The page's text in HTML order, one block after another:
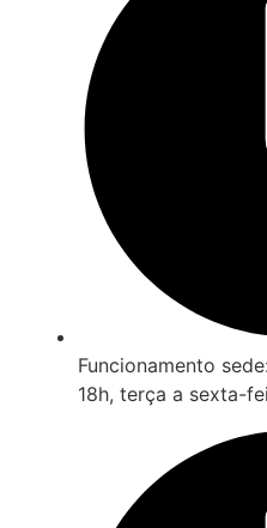
Funcionamento
18h, terça a sexta-